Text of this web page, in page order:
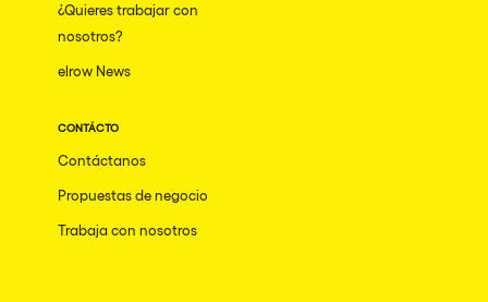
¿Quieres trabajar con
nosotros?
elrow News
CONTÁCTO
Contáctanos
Propuestas de negocio
Trabaja con nosotros